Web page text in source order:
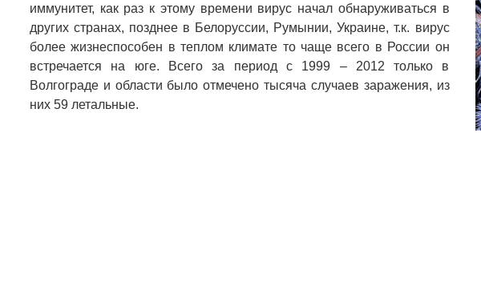
иммунитет, как раз к этому времени вирус начал обнаруживаться в
других странах, позднее в Белоруссии, Румынии, Украине, т.к. вирус
более жизнеспособен в теплом климате то чаще всего в России он
встречается на юге. Всего за период с 1999 – 2012 только в
Волгограде и области было отмечено тысяча случаев заражения, из
них 59 летальные.